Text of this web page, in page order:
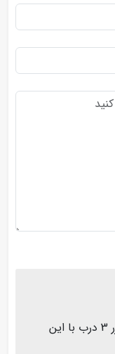
سلام و خسته نباشید خدمت شما. فریزر 3 درب با این